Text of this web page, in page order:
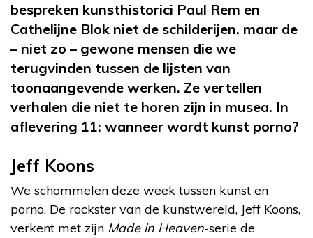
bespreken kunsthistorici Paul Rem en
Cathelijne Blok niet de schilderijen, maar de
– niet zo – gewone mensen die we
terugvinden tussen de lijsten van
toonaangevende werken. Ze vertellen
verhalen die niet te horen zijn in musea. In
aflevering 11: wanneer wordt kunst porno?
Jeff Koons
We schommelen deze week tussen kunst en
porno. De rockster van de kunstwereld, Jeff Koons,
verkent met zijn Made in Heaven-serie de